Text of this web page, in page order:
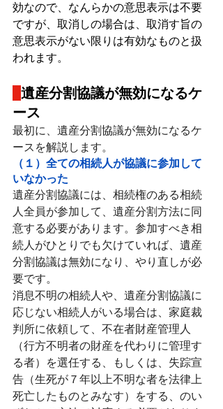
効なので、なんらかの意思表示は不要
ですが、取消しの場合は、取消す旨の
意思表示がない限りは有効なものと扱
われます。
遺産分割協議が無効になるケ
ース
最初に、遺産分割協議が無効になるケ
ースを解説します。
（１）全ての相続人が協議に参加して
いなかった
遺産分割協議には、相続権のある相続
人全員が参加して、遺産分割方法に同
意する必要があります。参加すべき相
続人がひとりでも欠けていれば、遺産
分割協議は無効になり、やり直しが必
要です。
消息不明の相続人や、遺産分割協議に
応じない相続人がいる場合は、家庭裁
判所に依頼して、不在者財産管理人
（行方不明者の財産を代わりに管理す
る者）を選任する、もしくは、失踪宣
告（生死が７年以上不明な者を法律上
死亡したものとみなす）をする、のい